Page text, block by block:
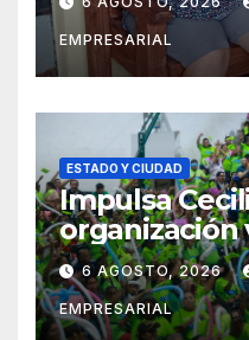
entrega de
ortopédicos
EMPRESARIAL
ESTADO Y CIUDAD
Impulsa
organización
Mérida y
vigilancia en
social del
6 AGOSTO, 2026
EMPRESARIAL